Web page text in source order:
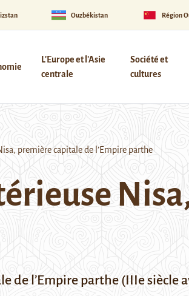
Ouzbékistan Région
L'Europe et l'Asie
centrale
Société et
cultures
première capitale de l’Empire parthe
de l’Empire parthe (IIIe siècle